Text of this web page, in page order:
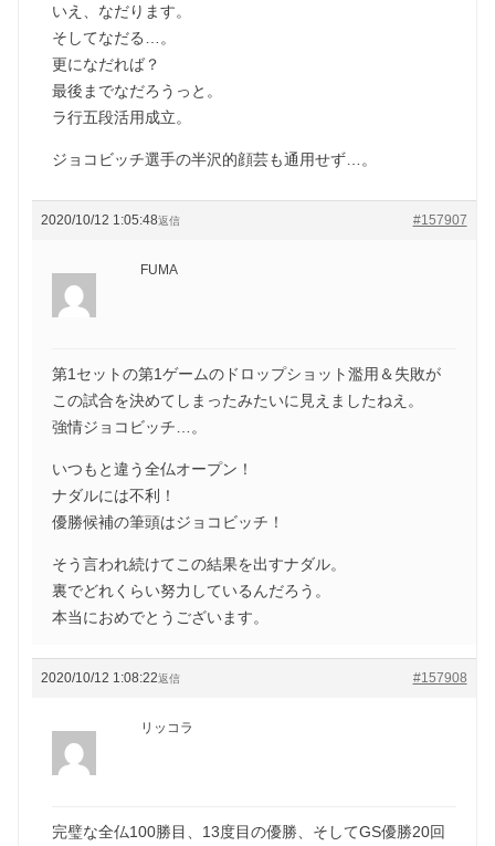
いえ、なだります。
そしてなだる…。
更になだれば？
最後までなだろうっと。
ラ行五段活用成立。
ジョコビッチ選手の半沢的顔芸も通用せず…。
2020/10/12 1:05:48 #157907
返信
FUMA
第1セットの第1ゲームのドロップショット濫用＆失敗が
この試合を決めてしまったみたいに見えましたねえ。
強情ジョコビッチ…。
いつもと違う全仏オープン！
ナダルには不利！
優勝候補の筆頭はジョコビッチ！
そう言われ続けてこの結果を出すナダル。
裏でどれくらい努力しているんだろう。
本当におめでとうございます。
2020/10/12 1:08:22 #157908
返信
リッコラ
完璧な全仏100勝目、13度目の優勝、そしてGS優勝20回